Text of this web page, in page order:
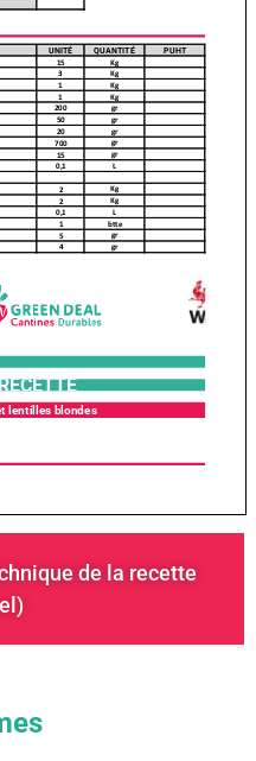
de la recette